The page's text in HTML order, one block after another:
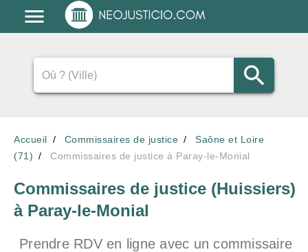
Accueil Commissaires de justice
Saône et Loire
(71)
Commissaires de justice à Paray-le-Monial
Commissaires de justice (Huissiers)
à Paray-le-Monial
Prendre RDV en ligne avec un commissaire